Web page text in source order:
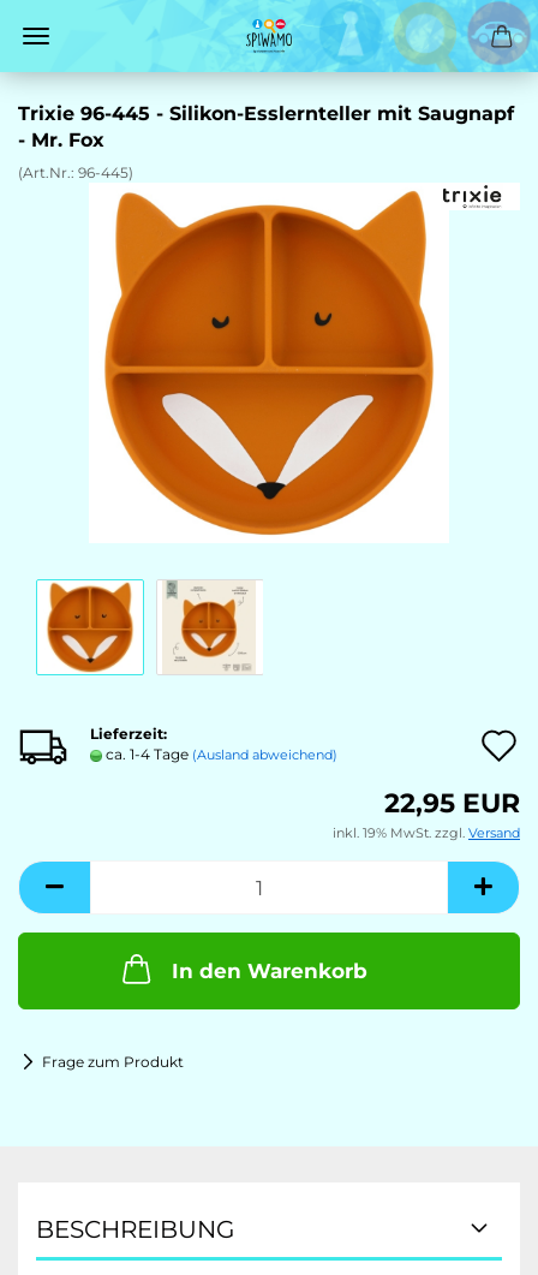
Trixie 96-445 - Silikon-Esslernteller mit Saugnapf
- Mr. Fox
(Art.Nr.: 96-445)
Lieferzeit:
ca. 1-4 Tage (Ausland abweichend)
22,95 EUR
inkl. 19% MwSt. zzgl. Versand
In den Warenkorb
Frage zum Produkt
BESCHREIBUNG